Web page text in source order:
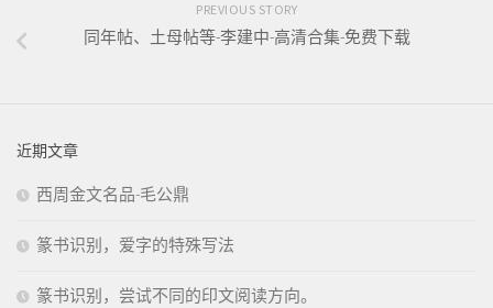
PREVIOUS STORY
同年帖、土母帖等-李建中-高清合集-免费下载
近期文章
西周金文名品-毛公鼎
篆书识别，爱字的特殊写法
篆书识别，尝试不同的印文阅读方向。